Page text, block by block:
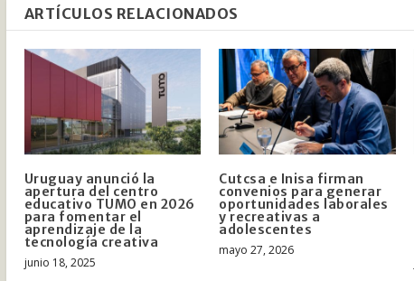
ARTÍCULOS RELACIONADOS
Uruguay anunció la
apertura del centro
educativo TUMO en 2026
para fomentar el
aprendizaje de la
tecnología creativa
junio 18, 2025
Cutcsa e Inisa firman
convenios para generar
oportunidades laborales
y recreativas a
adolescentes
mayo 27, 2026